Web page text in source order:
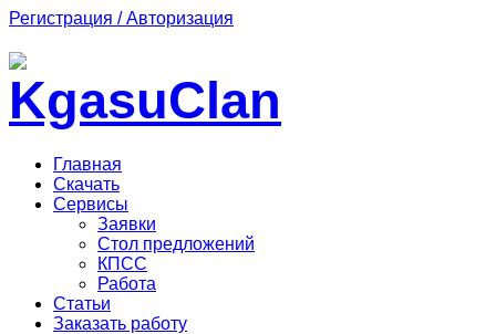
Регистрация / Авторизация
Главная
Скачать
Сервисы
Заявки
Стол предложений
КПСС
Работа
Статьи
Заказать работу